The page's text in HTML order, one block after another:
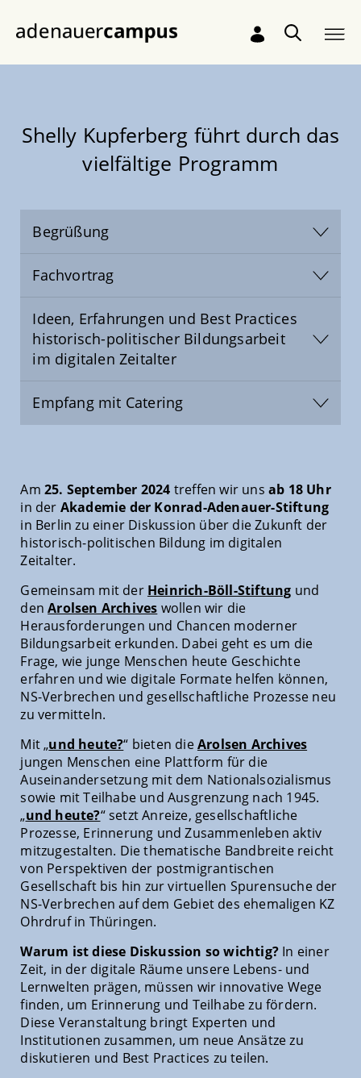
Shelly Kupferberg führt durch das
vielfältige Programm
Begrüßung
Fachvortrag
Ideen, Erfahrungen und Best Practices
historisch-politischer Bildungsarbeit
im digitalen Zeitalter
Empfang mit Catering
Am 25. September 2024 treffen wir uns ab 18 Uhr
in der Akademie der Konrad-Adenauer-Stiftung
in Berlin zu einer Diskussion über die Zukunft der
historisch-politischen Bildung im digitalen
Zeitalter.
Gemeinsam mit der Heinrich-Böll-Stiftung und
denArolsen Archives wollen wir die
Herausforderungen und Chancen moderner
Bildungsarbeit erkunden. Dabei geht es um die
Frage, wie junge Menschen heute Geschichte
erfahren und wie digitale Formate helfen können,
NS-Verbrechen und gesellschaftliche Prozesse neu
zu vermitteln.
Mit „und heute?“ bieten dieArolsen Archives
jungen Menschen eine Plattform für die
Auseinandersetzung mit dem Nationalsozialismus
sowie mit Teilhabe und Ausgrenzung nach 1945.
„und heute?“ setzt Anreize, gesellschaftliche
Prozesse, Erinnerung und Zusammenleben aktiv
mitzugestalten. Die thematische Bandbreite reicht
von Perspektiven der postmigrantischen
Gesellschaft bis hin zur virtuellen Spurensuche der
NS-Verbrechen auf dem Gebiet des ehemaligen KZ
Ohrdruf in Thüringen.
Warum ist diese Diskussion so wichtig?In einer
Zeit, in der digitale Räume unsere Lebens- und
Lernwelten prägen, müssen wir innovative Wege
finden, um Erinnerung und Teilhabe zu fördern.
Diese Veranstaltung bringt Experten und
Institutionen zusammen, um neue Ansätze zu
diskutieren und Best Practices zu teilen.